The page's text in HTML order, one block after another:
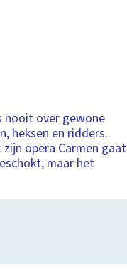
nooit over gewone
heksen en ridders.
opera Carmen gaat
maar het